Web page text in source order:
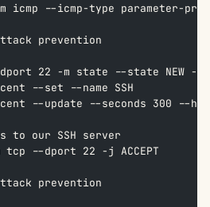
icmp --icmp-type parameter-
prevention
22 -m state --state NEW -j
--set --name SSH
recent --update --seconds 300 --
to our SSH server
tcp --dport 22 -j ACCEPT
prevention